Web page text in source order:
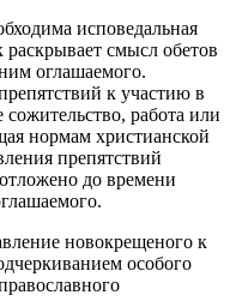
исповедальная
смысл обетов
оглашаемого.
к участию в
работа или
нормам христианской
препятствий
до времени
новокрещеного к
особого